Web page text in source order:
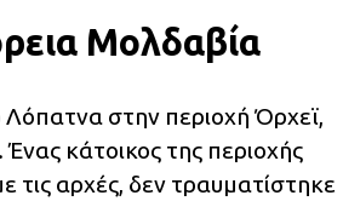
Μολδαβία
στην περιοχή Όρχεϊ,
κάτοικος της περιοχής
αρχές, δεν τραυματίστηκε